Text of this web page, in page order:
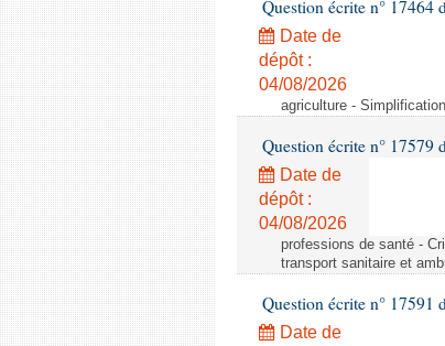
Question écrite n° 17464
Date de
dépôt :
04/08/2026
agriculture -
Question écrite n° 17579
Date de
dépôt :
04/08/2026
professions de santé -
transport sanitaire et
Question écrite n° 17591
Date de